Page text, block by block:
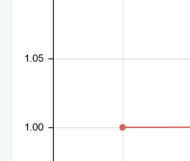
1.00
1.05